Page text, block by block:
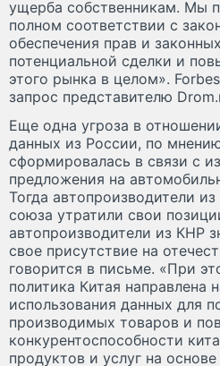
ущерба собственникам. Мы
полном соответствии с
обеспечения прав и
потенциальной сделки и
этого рынка в целом».
запрос представителю
Еще одна угроза в
данных из России, по
сформировалась в связи с
предложения на
Тогда автопроизводители
союза утратили свои
автопроизводители из КНР
свое присутствие на
говорится в письме. «При
политика Китая направлена
использования данных для
производимых товаров и
конкурентоспособности
продуктов и услуг на